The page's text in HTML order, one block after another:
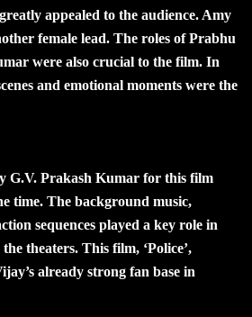
appealed to the audience. Amy
female lead. The roles of Prabhu
were also crucial to the film. In
and emotional moments were the
G.V. Prakash Kumar for this film
time. The background music,
sequences played a key role in
theaters. This film, ‘Police’,
already strong fan base in